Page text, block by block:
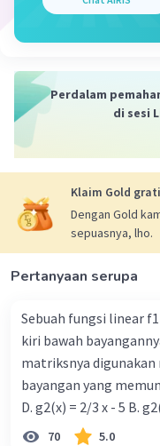
Perdalam
di sesi
Klaim Gold
Dengan Gold
sepuasnya, lho.
Pertanyaan serupa
Sebuah fungsi linear
kiri bawah
matriksnya digunakan
bayangan yang
D. g2(x) = 2/3 x - 5 B. g2(x) = 3/2 x - 5 E. g2(x) = 2/3 x - 4 C.
g{2}(x) = 3/2 x + 5
70 5.0